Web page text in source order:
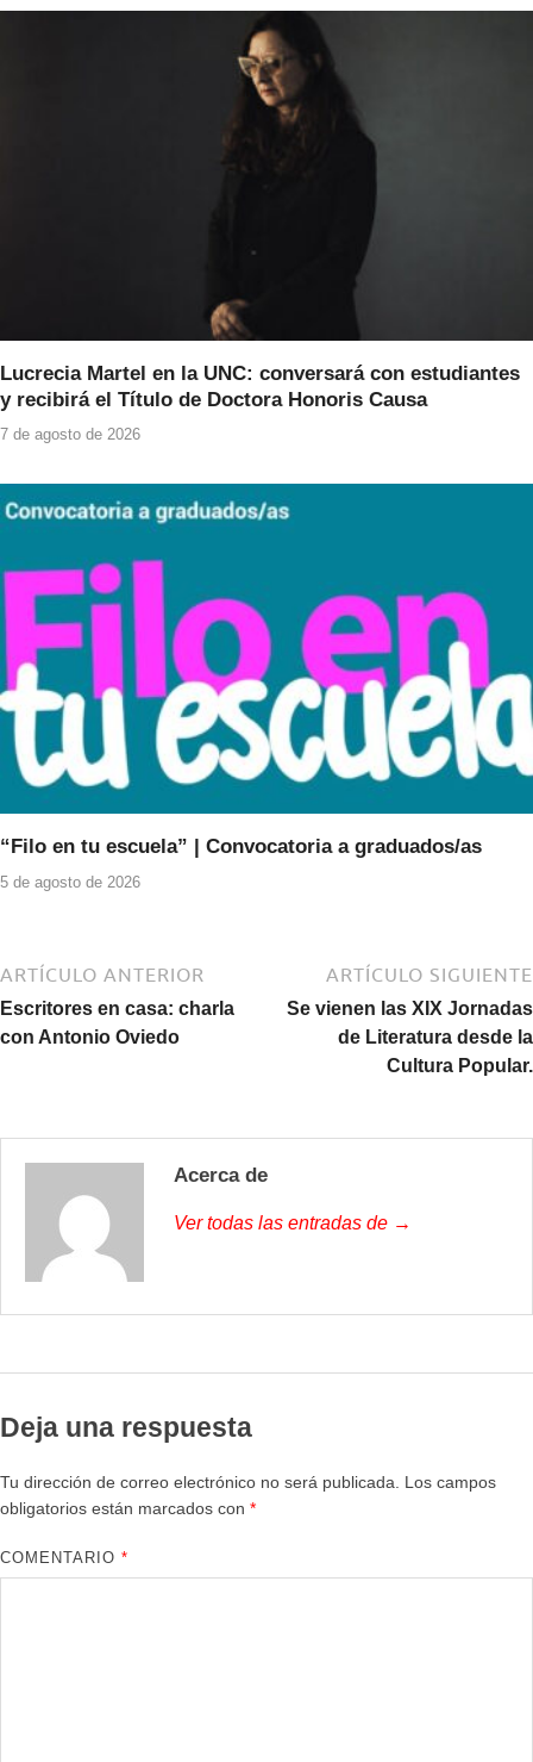
Lucrecia Martel en la UNC: conversará con estudiantes
y recibirá el Título de Doctora Honoris Causa
7 de agosto de 2026
“Filo en tu escuela” | Convocatoria a graduados/as
5 de agosto de 2026
ARTÍCULO ANTERIOR
Escritores en casa: charla
con Antonio Oviedo
ARTÍCULO SIGUIENTE
Se vienen las XIX Jornadas
de Literatura desde la
Cultura Popular.
Acerca de
Ver todas las entradas de →
Deja una respuesta
Tu dirección de correo electrónico no será publicada. Los campos
obligatorios están marcados con *
COMENTARIO*